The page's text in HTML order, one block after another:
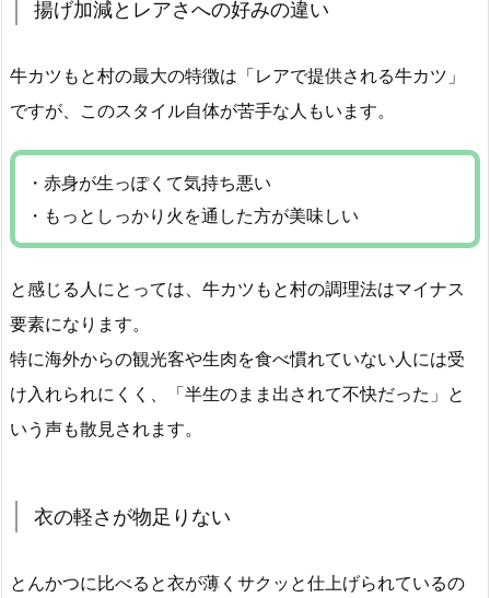
揚げ加減とレアさへの好みの違い
牛カツもと村の最大の特徴は「レアで提供される牛カツ」
ですが、このスタイル自体が苦手な人もいます。
・赤身が生っぽくて気持ち悪い
・もっとしっかり火を通した方が美味しい
と感じる人にとっては、牛カツもと村の調理法はマイナス
要素になります。
特に海外からの観光客や生肉を食べ慣れていない人には受
け入れられにくく、「半生のまま出されて不快だった」と
いう声も散見されます。
衣の軽さが物足りない
とんかつに比べると衣が薄くサクッと仕上げられているの